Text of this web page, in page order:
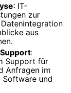
: IT-
zur
aus
:
Support für
Anfragen im
Software und